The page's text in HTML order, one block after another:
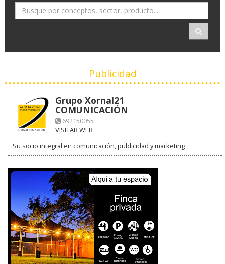
Publicidad
Grupo Xornal21
COMUNICACIÓN
692150055
VISITAR WEB
Su socio integral en comunicación, publicidad y marketing